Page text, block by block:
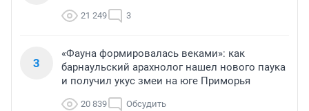
21 249 3
3
«Фауна формировалась веками»: как
барнаульский арахнолог нашел нового паука
и получил укус змеи на юге Приморья
20 839 Обсудить